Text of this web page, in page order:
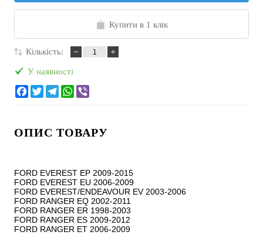
Купити в 1 клік
Кількість:
У наявності
ОПИС ТОВАРУ
FORD EVEREST EP 2009-2015
FORD EVEREST EU 2006-2009
FORD EVEREST/ENDEAVOUR EV 2003-2006
FORD RANGER EQ 2002-2011
FORD RANGER ER 1998-2003
FORD RANGER ES 2009-2012
FORD RANGER ET 2006-2009